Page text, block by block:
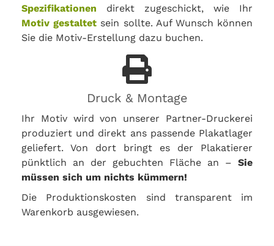
Spezifikationen direkt zugeschickt, wie Ihr
Motiv gestaltet sein sollte. Auf Wunsch können
Sie die Motiv-Erstellung dazu buchen.
Druck & Montage
Ihr Motiv wird von unserer Partner-Druckerei
produziert und direkt ans passende Plakatlager
geliefert. Von dort bringt es der Plakatierer
pünktlich an der gebuchten Fläche an – Sie
müssen sich um nichts kümmern!
Die Produktionskosten sind transparent im
Warenkorb ausgewiesen.